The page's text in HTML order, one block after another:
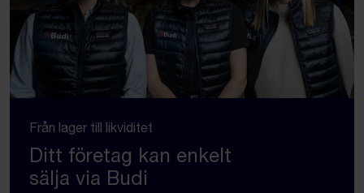
Från lager till likviditet
Ditt företag kan enkelt
sälja via Budi